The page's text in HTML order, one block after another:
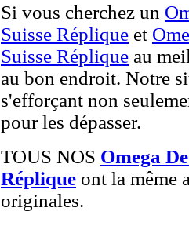
Si vous cherchez un
Suisse Réplique et
Suisse Réplique au
au bon endroit. Notre
s'efforçant non
pour les dépasser.
TOUS NOS Omega
Réplique ont la même
originales.